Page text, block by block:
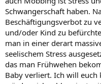
Schwangerschaft haben.
Beschäftigungsverbot zu
und/oder Kind zu
man in einer derart
seelischem Stress
das man Frühwehen
Baby verliert. Ich will euch